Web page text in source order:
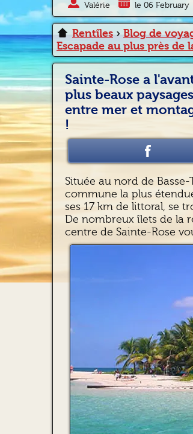
Valérie le 06 February
Rentîles › Blog de
Escapade au plus près de
Sainte-Rose a
plus beaux
entre mer et
!
Située au nord de
commune la plus
ses 17 km de littoral, se
De nombreux îlets de la
centre de Sainte-Rose